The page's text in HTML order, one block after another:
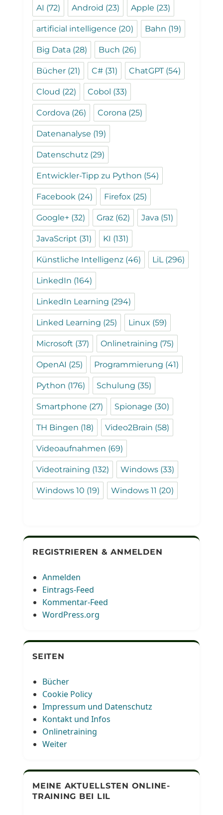
AI (72) Android (23) Apple (23)
artificial intelligence (20) Bahn (19)
Big Data (28) Buch (26)
Bücher (21) C# (31) ChatGPT(54)
Cloud (22) Cobol (33)
Cordova (26) Corona (25)
Datenanalyse (19)
Datenschutz (29)
Entwickler-Tipp zu Python (54)
Facebook (24) Firefox (25)
Google+ (32) Graz (62) Java (51)
JavaScript (31) KI (131)
Künstliche Intelligenz (46) LiL(296)
LinkedIn (164)
LinkedIn Learning (294)
Linked Learning (25) Linux (59)
Microsoft (37) Onlinetraining (75)
OpenAI (25) Programmierung (41)
Python (176) Schulung (35)
Smartphone (27) Spionage (30)
TH Bingen (18) Video2Brain (58)
Videoaufnahmen (69)
Videotraining (132) Windows (33)
Windows 10 (19) Windows 11 (20)
REGISTRIEREN & ANMELDEN
Anmelden
Eintrags-Feed
Kommentar-Feed
WordPress.org
SEITEN
Bücher
Cookie Policy
Impressum und Datenschutz
Kontakt und Infos
Onlinetraining
Weiter
MEINE AKTUELLSTEN ONLINE-
TRAINING BEI LIL